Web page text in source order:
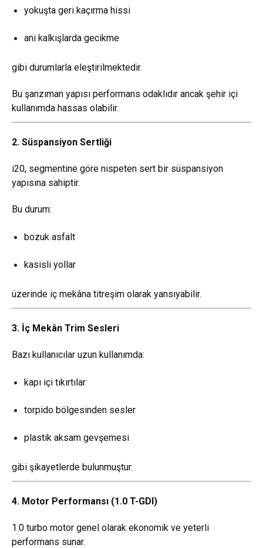
yokuşta geri kaçırma hissi
ani kalkışlarda gecikme
gibi durumlarla eleştirilmektedir.
Bu şanzıman yapısı performans odaklıdır ancak şehir içi
kullanımda hassas olabilir.
2. Süspansiyon Sertliği
i20, segmentine göre nispeten sert bir süspansiyon
yapısına sahiptir.
Bu durum:
bozuk asfalt
kasisli yollar
üzerinde iç mekâna titreşim olarak yansıyabilir.
3. İç Mekân Trim Sesleri
Bazı kullanıcılar uzun kullanımda:
kapı içi tıkırtılar
torpido bölgesinden sesler
plastik aksam gevşemesi
gibi şikayetlerde bulunmuştur.
4. Motor Performansı (1.0 T-GDI)
1.0 turbo motor genel olarak ekonomik ve yeterli
performans sunar.